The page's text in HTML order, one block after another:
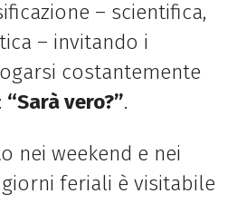
– scientifica,
– invitando i
costantemente
“Sarà vero?”.
nei weekend e nei
feriali è visitabile